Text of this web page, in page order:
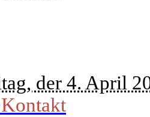
der 4. April
Kontakt